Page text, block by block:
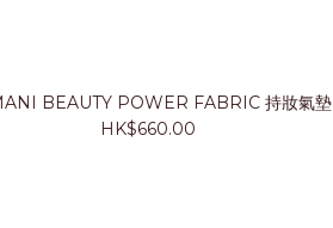
BEAUTY POWER FABRIC 持妝氣墊
HK$660.00